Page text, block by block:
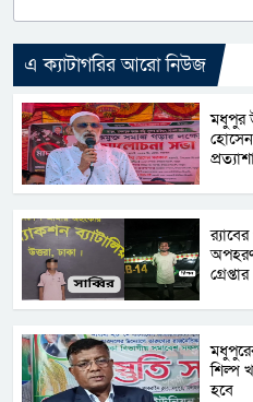
এ ক্যাটাগরির আরো নিউজ
মধুপুর
গ্রেপ্তার
শিল্প
হবে